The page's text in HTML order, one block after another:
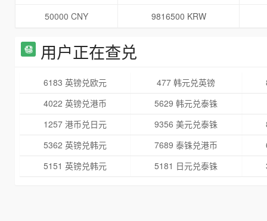
50000 CNY
9816500 KRW
用户正在查兑
6183 英镑兑欧元 477 韩元兑英镑
4022 英镑兑港币
5629 韩元兑泰铢
1257 港币兑日元
9356 美元兑泰铢
5362 英镑兑韩元
7689 泰铢兑港币
5151 英镑兑韩元
5181 日元兑泰铢